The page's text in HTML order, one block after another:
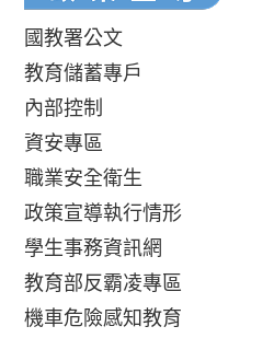
國教署公文
教育儲蓄專戶
內部控制
資安專區
職業安全衛生
政策宣導執行情形
學生事務資訊網
教育部反霸凌專區
機車危險感知教育